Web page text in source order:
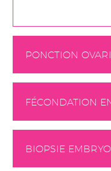
PONCTION
FÉCONDATION
BIOPSIE